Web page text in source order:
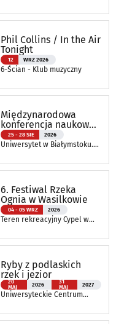
Phil Collins / In the Air
Tonight
12 WRZ 2026
6-Ścian - Klub muzyczny
Międzynarodowa
konferencja naukowa
ATEE Annual
Conference 2026
25 - 28 SIE 2026
Uniwersytet w Białymstoku.
6. Festiwal Rzeka
Ognia w Wasilkowie
04 - 05 WRZ 2026
Teren rekreacyjny Cypel w
Ryby z podlaskich
rzek i jezior
20
MAJ
2026
31
MAJ
2027
Uniwersyteckie Centrum
Andrzeja Myrchy